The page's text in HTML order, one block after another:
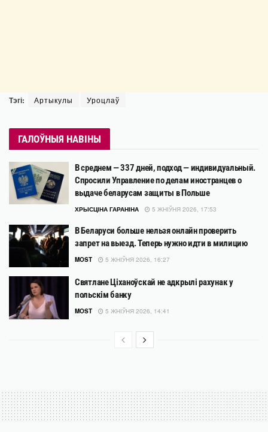
Тэгі: Артыкулы Уроцлаў
ГАЛОЎНЫЯ НАВІНЫ
В среднем — 337 дней, подход — индивидуальный.
Спросили Управление по делам иностранцев о
выдаче беларусам защиты в Польше
ХРЫСЦІНА ГАРАНІНА 5 ЖНІЎНЯ 2026, 17:53
В Беларуси больше нельзя онлайн проверить
запрет на выезд. Теперь нужно идти в милицию
MOST 5 ЖНІЎНЯ 2026, 16:27
Святлане Ціханоўскай не адкрылі рахунак у
польскім банку
MOST 5 ЖНІЎНЯ 2026, 14:41